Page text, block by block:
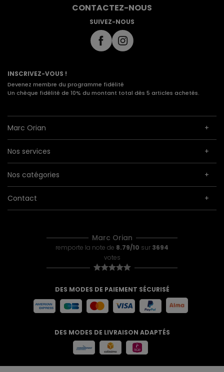
CONTACTEZ-NOUS
SUIVEZ-NOUS
INSCRIVEZ-VOUS !
Devenez membre du programme fidélité
Un chèque fidélité de 10% du montant total dès 5 articles achetés.
Marc Orian
Nos services
Nos catégories
Contact
Marc Orian
remporte la note de 8.79/10 sur 3694
votes
DES MODES DE PAIEMENT SÉCURISÉ
DES MODES DE LIVRAISON ADAPTÉS